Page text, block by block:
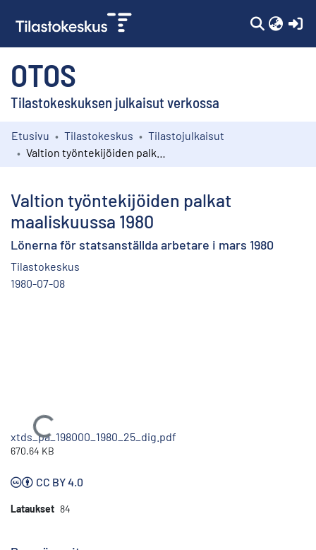
OTOS
Tilastokeskuksen julkaisut verkossa
Kokoelmat
Etusivu Tilastokeskus
Tilastojulkaisut
Valtion työntekijöiden palkat
maaliskuussa 1980
Lönerna för statsanställda arbetare i mars 1980
Tilastokeskus
1980-07-08
Ladataan...
xtds_pa_198000_1980_25_dig.pdf
670.64 KB
CC BY 4.0
Lataukset 84